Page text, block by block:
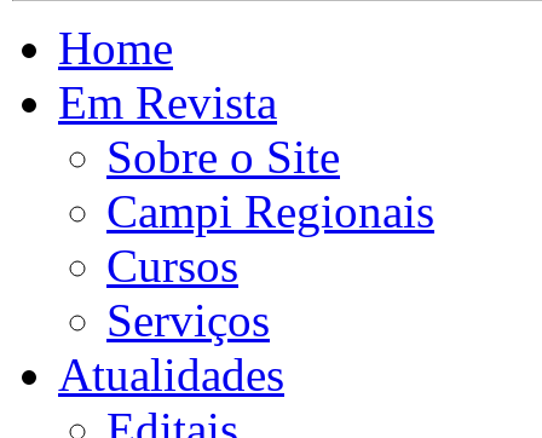
Home
Em Revista
Sobre o Site
Campi Regionais
Cursos
Serviços
Atualidades